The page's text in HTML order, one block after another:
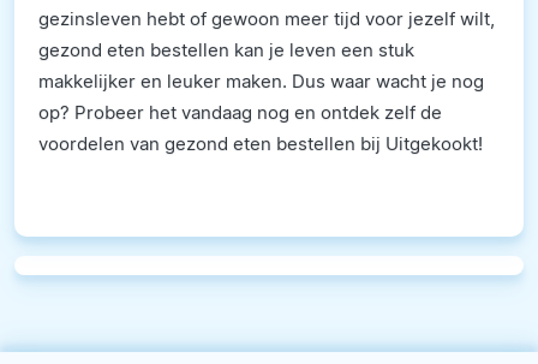
gezinsleven hebt of gewoon meer tijd voor jezelf wilt,
gezond eten bestellen kan je leven een stuk
makkelijker en leuker maken. Dus waar wacht je nog
op? Probeer het vandaag nog en ontdek zelf de
voordelen van gezond eten bestellen bij Uitgekookt!